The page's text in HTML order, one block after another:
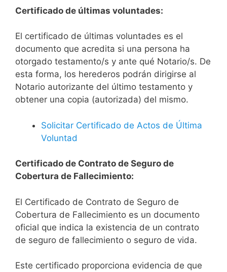
Certificado de últimas voluntades:
El certificado de últimas voluntades es el
documento que acredita si una persona ha
otorgado testamento/s y ante qué Notario/s. De
esta forma, los herederos podrán dirigirse al
Notario autorizante del último testamento y
obtener una copia (autorizada) del mismo.
Solicitar Certificado de Actos de Última
Voluntad
Certificado de Contrato de Seguro de
Cobertura de Fallecimiento:
El Certificado de Contrato de Seguro de
Cobertura de Fallecimiento es un documento
oficial que indica la existencia de un contrato
de seguro de fallecimiento o seguro de vida.
Este certificado proporciona evidencia de que